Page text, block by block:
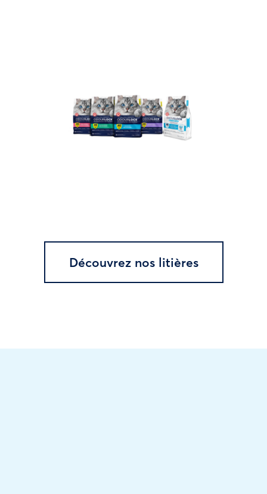
Découvrez nos litières